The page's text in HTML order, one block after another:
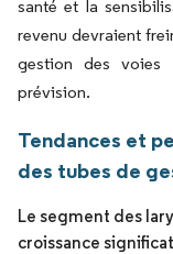
santé et la
revenu devraient
gestion des voies
prévision.
Tendances et
des tubes de
Le segment des
croissance